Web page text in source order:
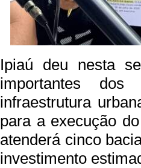
Ipiaú deu nesta
importantes
infraestrutura
para a execução
atenderá cinco
investimento